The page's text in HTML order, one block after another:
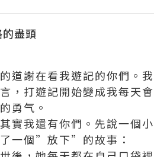
盡頭
道謝在看我遊記的你們。
，打遊記開始變成我每天
勇气。
實我還有你們。先說一個
一個”放下”的故事：